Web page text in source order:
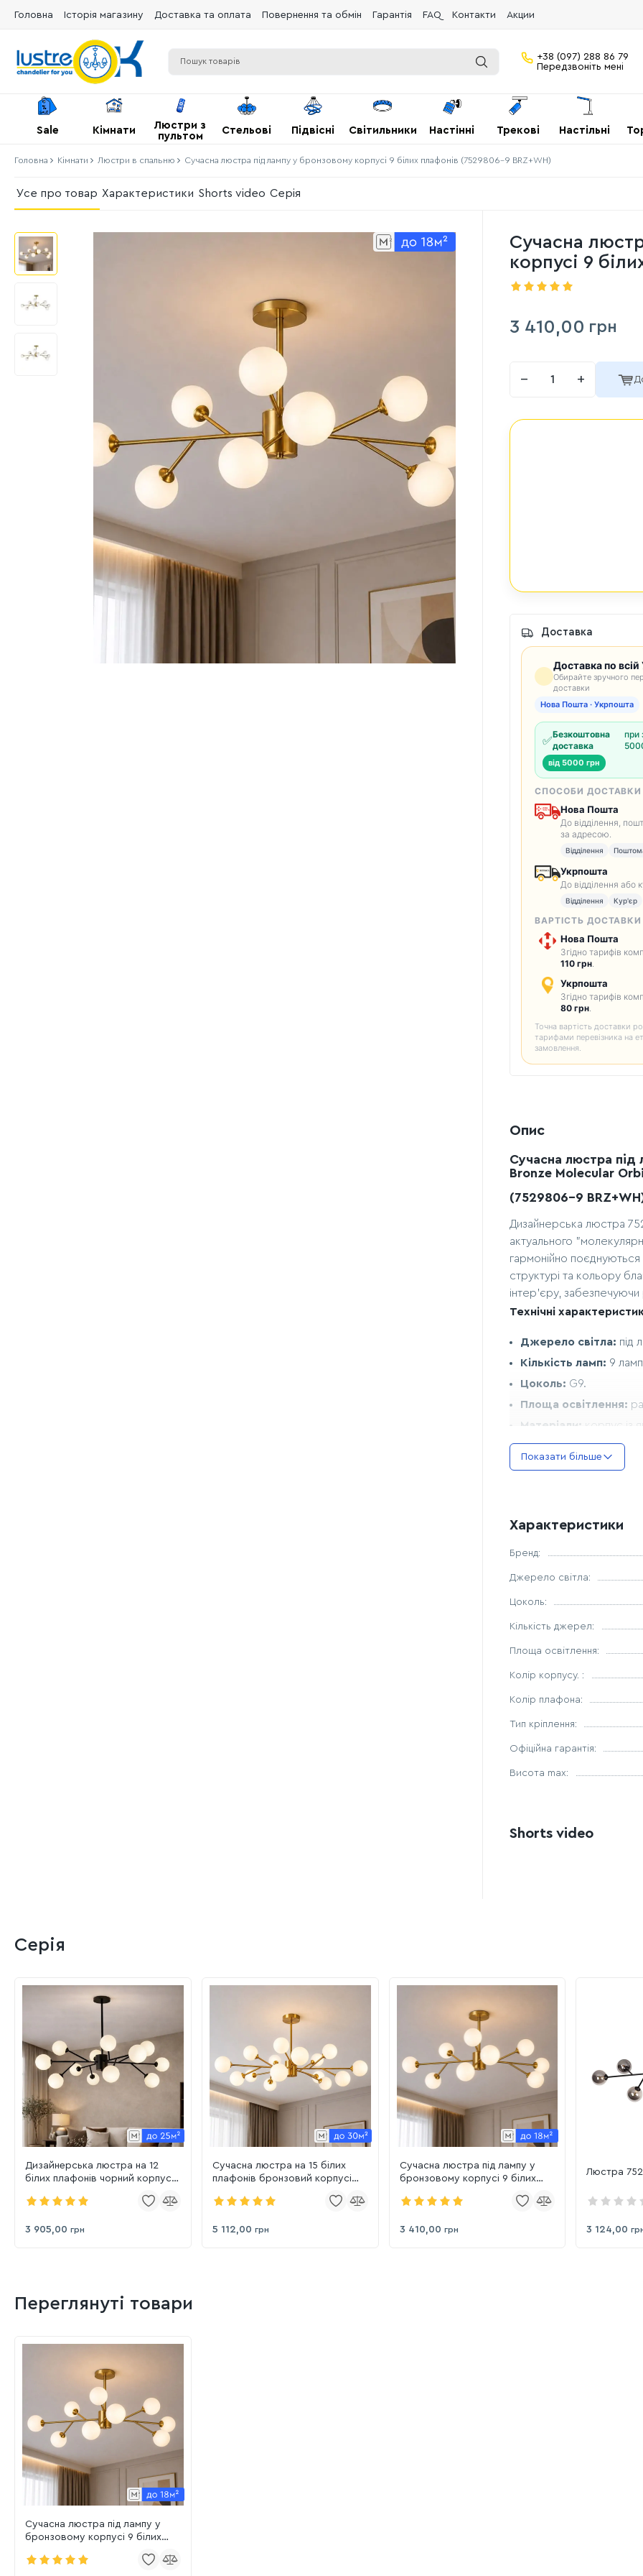
Головна Історія магазину Доставка та оплата Повернення та обмін Гарантія FAQ Контакти Акции
+38 (097) 288 86 79
Передзвоніть мені
Sale Кімнати
Люстри з
пультом
Стельові Підвісні Світильники Настінні Трекові Настільні
Головна Кімнати Люстри в спальню Сучасна люстра під лампу у бронзовому корпусі 9 білих плафонів (7529806-9 BRZ+WH)
Усе про товар Характеристики Shorts video Серія
Сучасна
корпусі 9
3 410,00 грн
− +
Доставка
Доставка по всій
Обирайте зручного
доставки
Нова Пошта · Укрпошта
✅Безкоштовна
доставка
при
від 5000 грн
СПОСОБИ ДОСТАВКИ
Нова Пошта
До відділення,
за адресою.
Відділення
Укрпошта
До відділення або
Відділення Кур'єр
ВАРТІСТЬ ДОСТАВКИ
Нова Пошта
Згідно тарифів
110 грн.
Укрпошта
Згідно тарифів
80 грн.
Точна вартість доставки
тарифами перевізника на
замовлення.
Опис
Сучасна люстра під
Bronze Molecular
(7529806-9
Дизайнерська люстра
актуального
гармонійно
структурі та кольору
інтер'єру, забезпечуючи
Технічні
Джерело світла: під
Кількість ламп: 9
Цоколь: G9.
Площа освітлення:
Матеріали: корпус із
Діаметр плафона:
Габарити та
трубці (200 мм + 300
Монтаж:
кріплення
White Opal Glass:
засліпленню.
Sputnik Design
Комплектація:
свободу у виборі
Завдяки регульованій
Показати більше
Характеристики
Бренд:
Джерело світла:
Цоколь:
Кількість джерел:
Площа освітлення:
Колір корпусу. :
Колір плафона:
Тип кріплення:
Офіційна гарантія:
Висота max:
Shorts video
Серія
Дизайнерська люстра на 12
білих плафонів чорний корпус
BK+WH)
3 905,00 грн
Сучасна люстра на 15 білих
плафонів бронзовий корпусі
5 112,00 грн
Сучасна люстра під лампу у
бронзовому корпусі 9 білих
3 410,00 грн
Люстра
3 124,00
Переглянуті товари
Сучасна люстра під лампу у
бронзовому корпусі 9 білих